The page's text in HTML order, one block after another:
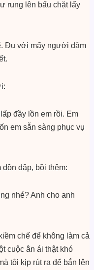
rung lên bấu chặt lấy
Đụ với mấy người dâm
đầy lồn em rồi. Em
em sẵn sàng phục vụ
dập, bồi thêm:
nhé? Anh cho anh
chế để không làm cả
cuộc ân ái thật khó
tôi kịp rút ra để bắn lên